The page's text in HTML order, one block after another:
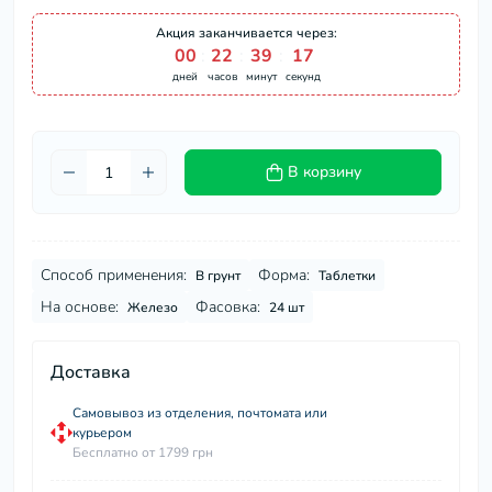
Акция заканчивается через:
00
дней
22
часов
39
минут
16
секунд
В корзину
Способ применения: В грунт Форма: Таблетки
На основе: Железо Фасовка: 24 шт
Доставка
Самовывоз из отделения, почтомата или
курьером
Бесплатно от 1799 грн